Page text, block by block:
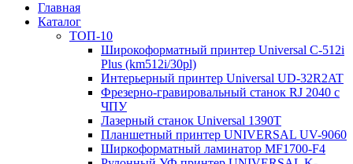
Главная
Каталог
ТОП-10
Широкоформатный принтер Universal C-512i
Plus (km512i/30pl)
Интерьерный принтер Universal UD-32R2AT
Фрезерно-гравировальный станок RJ 2040 с
ЧПУ
Лазерный станок Universal 1390T
Планшетный принтер UNIVERSAL UV-9060
Ширкоформатный ламинатор MF1700-F4